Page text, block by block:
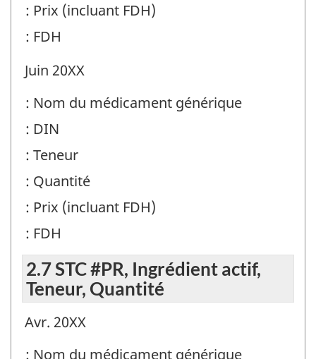
: Prix (incluant FDH)
: FDH
Juin 20XX
: Nom du médicament générique
: DIN
: Teneur
: Quantité
: Prix (incluant FDH)
: FDH
2.7 STC #PR, Ingrédient actif,
Teneur, Quantité
Avr. 20XX
: Nom du médicament générique